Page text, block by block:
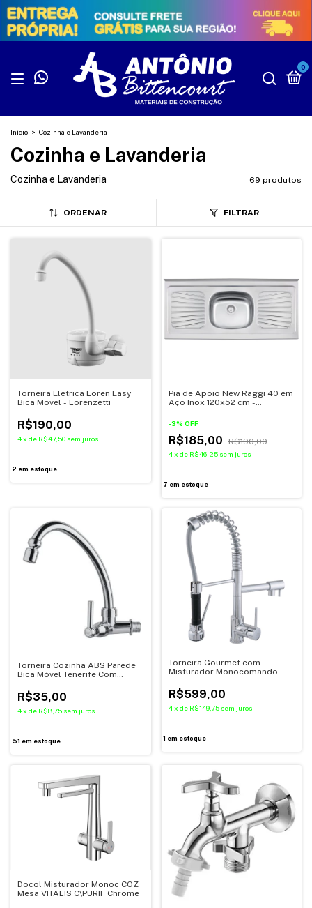
0
Início > Cozinha e Lavanderia
Cozinha e Lavanderia
Cozinha e Lavanderia 69 produtos
ORDENAR FILTRAR
Torneira Eletrica Loren Easy
Bica Movel - Lorenzetti
R$190,00
4x de R$47,50 sem juros
2 em estoque
Pia de Apoio New Raggi 40 em
Aço Inox 120x52 cm -
-3% OFF
R$185,00 R$190,00
4 x de R$46,25 sem juros
7 em estoque
Torneira Cozinha ABS Parede
Bica Móvel Tenerife Com
- Ref. 3939 - HERC
R$35,00
4x de R$8,75 sem juros
51 em estoque
Torneira Gourmet com
Misturador Monocomando
Cromado
R$599,00
4 x de R$149,75 sem juros
1 em estoque
Docol Misturador Monoc COZ
Mesa VITALIS C\PURIF Chrome